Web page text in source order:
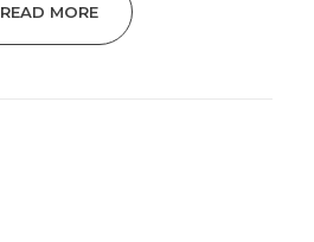
READ MORE